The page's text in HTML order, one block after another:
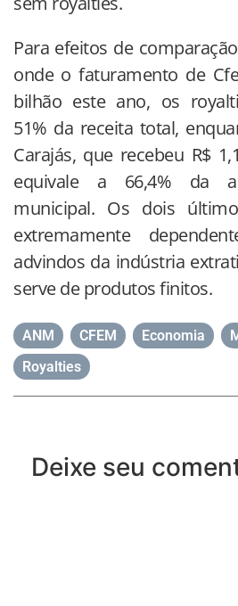
Para efeitos de
onde o faturamento de
bilhão este ano, os
51% da receita total,
Carajás, que recebeu R$
equivale a 66,4% da
municipal. Os dois
extremamente
advindos da indústria
serve de produtos finitos.
ANM CFEM Economia
Royalties
Deixe seu